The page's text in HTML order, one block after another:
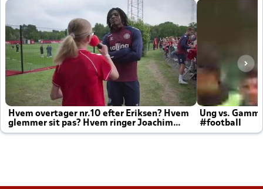
Hvem overtager nr.10 efter Eriksen? Hvem
glemmer sit pas? Hvem ringer Joachim
altid til efter kampe?
Ung vs.
#football